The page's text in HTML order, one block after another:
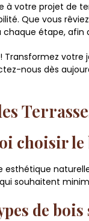
à votre projet de
Que vous
étape, afin
Transformez votre
nous dès
choisir le
esthétique
souhaitent
de